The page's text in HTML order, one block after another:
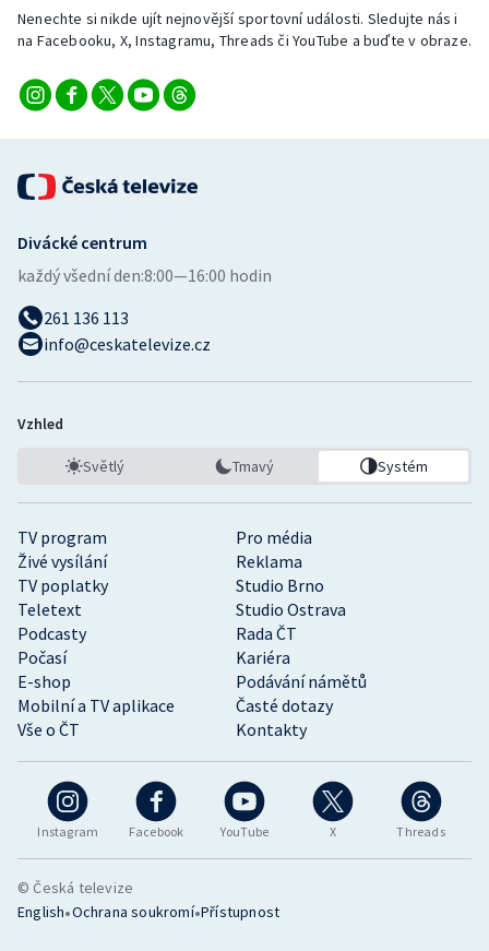
Triatlon
Veslování
Vodní slalom
Volejbal
Ostatní
Nenechte si nikde ujít nejnovější sportovní události. Sledujte nás i
na Facebooku, X, Instagramu, Threads či YouTube a buďte v obraze.
Instagram Facebook YouTube X Threads
TV program
Pro média
Živé vysílání
Reklama
TV poplatky
Studio Brno
Teletext
Studio Ostrava
Podcasty
Rada ČT
Počasí
Kariéra
E-shop
Podávání námětů
Mobilní a TV aplikace
Časté dotazy
Vše o ČT
Kontakty
Divácké centrum
každý všední den:8:00—16:00 hodin
261 136 113
info@ceskatelevize.cz
Vzhled
Světlý Tmavý Systém
© Česká televize
English•Ochrana soukromí•Přístupnost